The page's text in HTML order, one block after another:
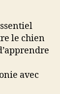
le chien
avec